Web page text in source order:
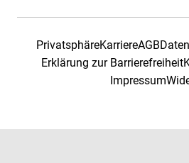
PrivatsphäreKarriereAGB
Erklärung zur Barrierefreiheit
Impressum